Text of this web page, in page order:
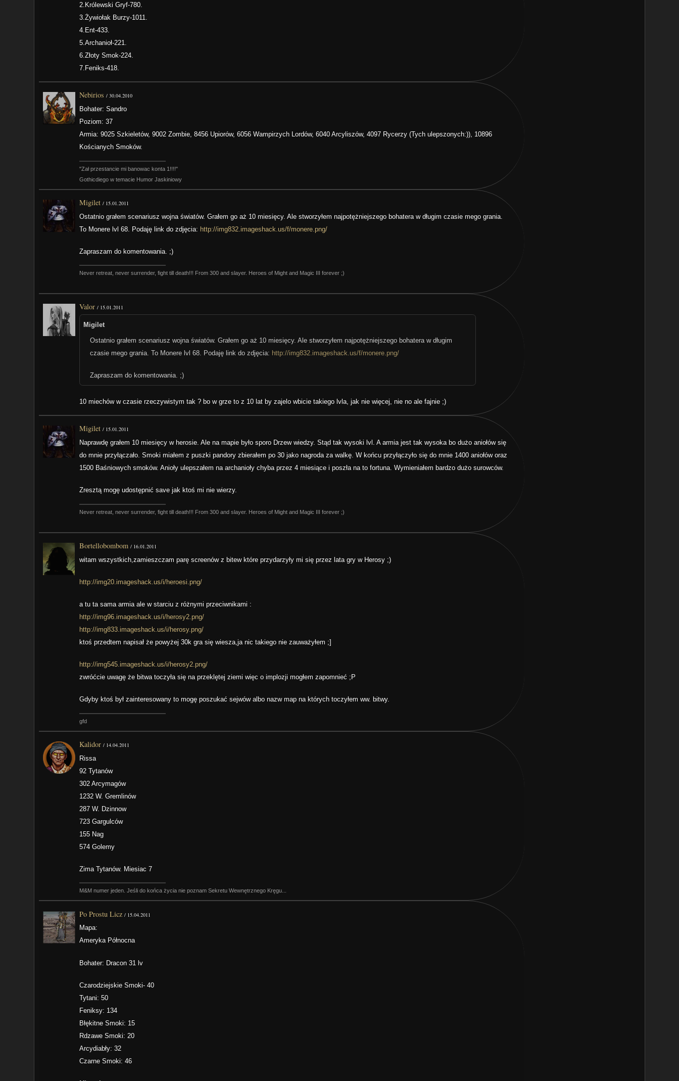
2.Królewski Gryf-780.
3.Żywiołak Burzy-1011.
4.Ent-433.
5.Archanioł-221.
6.Złoty Smok-224.
7.Feniks-418.
Nebirios /30.04.2010
Bohater: Sandro
Poziom: 37
Armia: 9025 Szkieletów, 9002 Zombie, 8456 Upiorów, 6056 Wampirzych Lordów, 6040 Arcyliszów, 4097 Rycerzy (Tych ulepszonych:)), 10896
Kościanych Smoków.
"Zał przestancie mi banowac konta 1!!!!"
Gothicdiego w temacie Humor Jaskiniowy
Migilet / 15.01.2011
Ostatnio grałem scenariusz wojna światów. Grałem go aż 10 miesięcy. Ale stworzyłem najpotężniejszego bohatera w długim czasie mego grania.
To Monere lvl 68. Podaję link do zdjęcia: http://img832.imageshack.us/f/monere.png/
Zapraszam do komentowania. ;)
Never retreat, never surrender, fight till death!!! From 300 and slayer. Heroes of Might and Magic III forever ;)
Valor / 15.01.2011
Migilet
Ostatnio grałem scenariusz wojna światów. Grałem go aż 10 miesięcy. Ale stworzyłem najpotężniejszego bohatera w długim
czasie mego grania. To Monere lvl 68. Podaję link do zdjęcia: http://img832.imageshack.us/f/monere.png/
Zapraszam do komentowania. ;)
10 miechów w czasie rzeczywistym tak ? bo w grze to z 10 lat by zajelo wbicie takiego lvla, jak nie więcej, nie no ale fajnie ;)
Migilet / 15.01.2011
Naprawdę grałem 10 miesięcy w herosie. Ale na mapie było sporo Drzew wiedzy. Stąd tak wysoki lvl. A armia jest tak wysoka bo dużo aniołów się
do mnie przyłączało. Smoki miałem z puszki pandory zbierałem po 30 jako nagroda za walkę. W końcu przyłączyło się do mnie 1400 aniołów oraz
1500 Baśniowych smoków. Anioły ulepszałem na archanioły chyba przez 4 miesiące i poszła na to fortuna. Wymieniałem bardzo dużo surowców.
Zresztą mogę udostępnić save jak ktoś mi nie wierzy.
Never retreat, never surrender, fight till death!!! From 300 and slayer. Heroes of Might and Magic III forever ;)
Bortellobombom / 16.01.2011
witam wszystkich,zamieszczam parę screenów z bitew które przydarzyły mi się przez lata gry w Herosy ;)
http://img20.imageshack.us/i/heroesi.png/
a tu ta sama armia ale w starciu z różnymi przeciwnikami :
http://img96.imageshack.us/i/herosy2.png/
http://img833.imageshack.us/i/herosy.png/
ktoś przedtem napisał że powyżej 30k gra się wiesza,ja nic takiego nie zauważyłem ;]
http://img545.imageshack.us/i/herosy2.png/
zwróćcie uwagę że bitwa toczyła się na przeklętej ziemi więc o implozji mogłem zapomnieć ;P
Gdyby ktoś był zainteresowany to mogę poszukać sejwów albo nazw map na których toczyłem ww. bitwy.
gfd
Kalidor / 14.04.2011
Rissa
92 Tytanów
302 Arcymagów
1232 W. Gremlinów
287 W. Dzinnow
723 Gargulców
155 Nag
574 Golemy
Zima Tytanów. Miesiac 7
M&M numer jeden. Jeśli do końca życia nie poznam Sekretu Wewnętrznego Kręgu...
Po Prostu Licz / 15.04.2011
Mapa:
Ameryka Północna
Bohater: Dracon 31 lv
Czarodziejskie Smoki- 40
Tytani: 50
Feniksy: 134
Błękitne Smoki: 15
Rdzawe Smoki: 20
Arcydiabły: 32
Czarne Smoki: 46